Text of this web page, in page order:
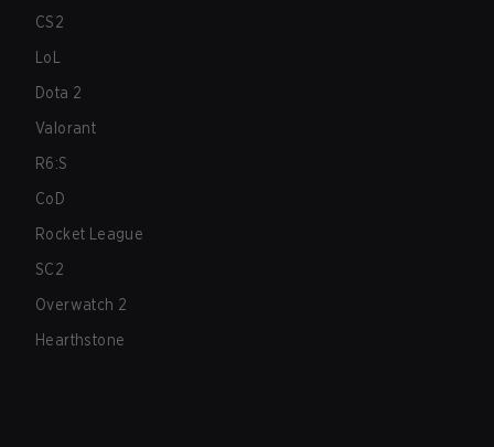
CS2
LoL
Dota 2
Valorant
R6:S
CoD
Rocket League
SC2
Overwatch 2
Hearthstone